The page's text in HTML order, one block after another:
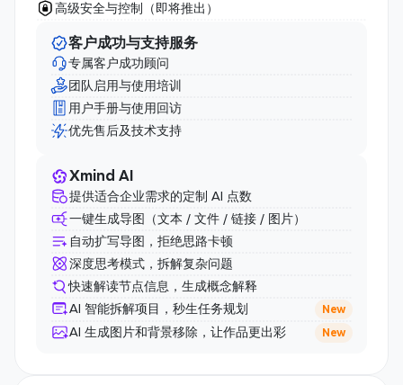
高级安全与控制（即将推出）
客户成功与支持服务
专属客户成功顾问
团队启用与使用培训
用户手册与使用回访
优先售后及技术支持
Xmind AI
提供适合企业需求的定制 AI 点数
深度思考模式，拆解复杂问题
一键生成导图（文本 / 文件 / 链接 / 图片）
快速解读节点信息，生成概念解释
自动扩写导图，拒绝思路卡顿
AI 智能拆解项目，秒生任务规划 New
AI 生成图片和背景移除，让作品更出彩 New